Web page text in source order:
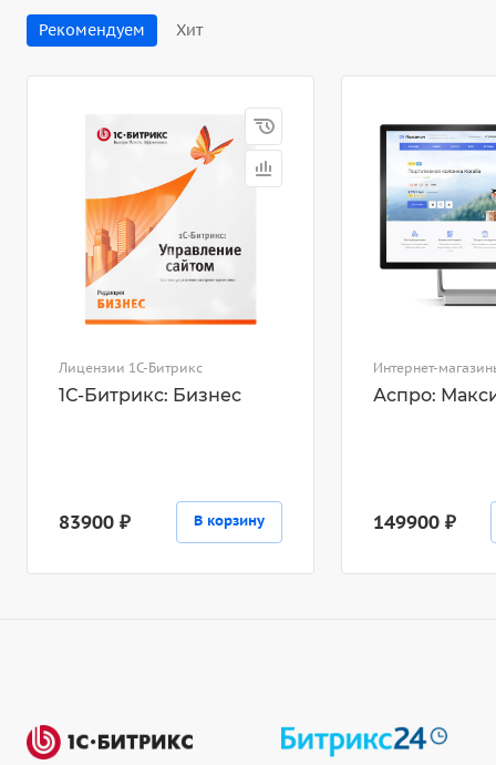
Рекомендуем Хит
Лицензии 1С-Битрикс
1С-Битрикс: Бизнес
83900 ₽ В корзину
Интернет-
Аспро:
149900 ₽